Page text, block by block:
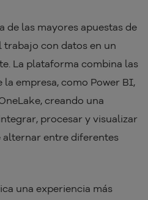
de las mayores apuestas de
con datos en un
La plataforma combina las
empresa, como Power BI,
creando una
procesar y visualizar
alternar entre diferentes
una experiencia más